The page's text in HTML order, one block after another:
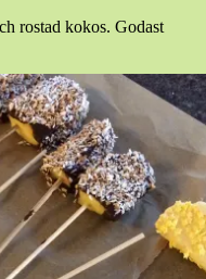
rostad kokos. Godast